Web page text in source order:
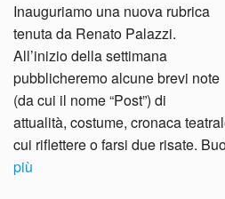
Inauguriamo una nuova rubrica
tenuta da Renato Palazzi.
All’inizio della settimana
pubblicheremo alcune brevi note
(da cui il nome “Post”) di
attualità, costume, cronaca
cui riflettere o farsi due risate.
più